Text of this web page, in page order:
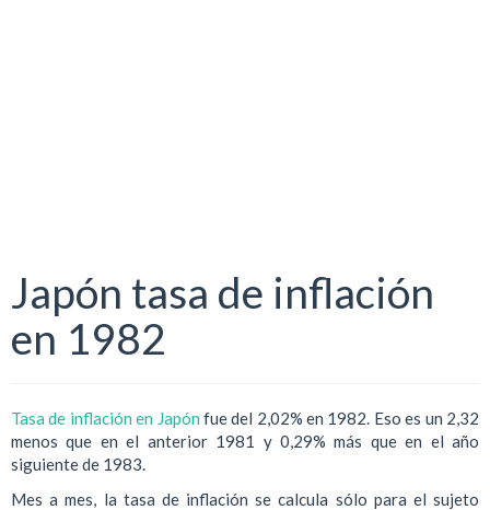
Japón tasa de inflación
en 1982
Tasa de inflación en Japón fue del 2,02% en 1982. Eso es un 2,32
menos que en el anterior 1981 y 0,29% más que en el año
siguiente de 1983.
Mes a mes, la tasa de inflación se calcula sólo para el sujeto